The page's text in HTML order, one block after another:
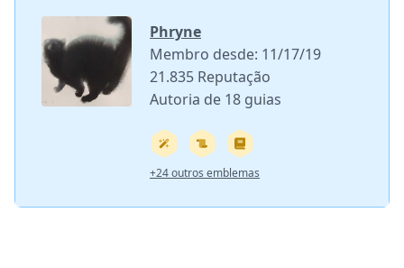
Phryne
Membro desde: 11/17/19
21.835 Reputação
Autoria de 18 guias
+24 outros emblemas